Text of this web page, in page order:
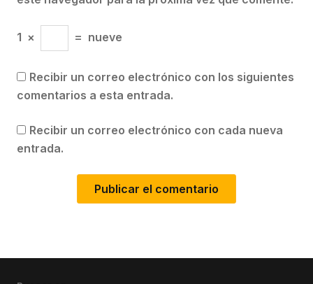
1 × = nueve
Recibir un correo electrónico con los siguientes
comentarios a esta entrada.
Recibir un correo electrónico con cada nueva
entrada.